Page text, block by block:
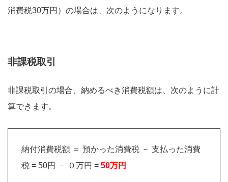
消費税30万円）の場合は、次のようになります。
非課税取引
非課税取引の場合、納めるべき消費税額は、次のように計
算できます。
納付消費税額 ＝ 預かった消費税 － 支払った消費
税 = 50円 － ０万円 = 50万円